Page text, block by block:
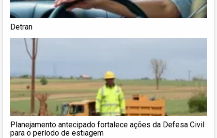
Detran
Planejamento antecipado fortalece ações da Defesa Civil
para o período de estiagem